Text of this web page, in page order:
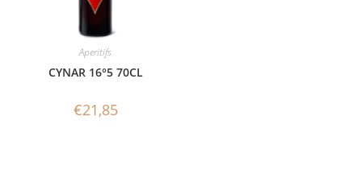
Aperitifs
CYNAR 16°5 70CL
€21,85